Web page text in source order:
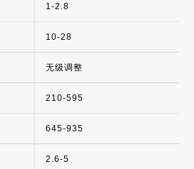
1-2.8
10-28
无级调整
210-595
645-935
2.6-5